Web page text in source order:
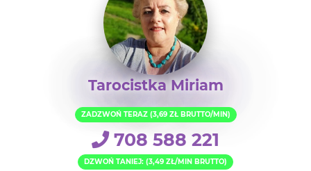
Tarocistka Miriam
ZADZWOŃ TERAZ (3,69 ZŁ BRUTTO/MIN)
708 588 221
DZWOŃ TANIEJ: (3,49 ZŁ/MIN BRUTTO)